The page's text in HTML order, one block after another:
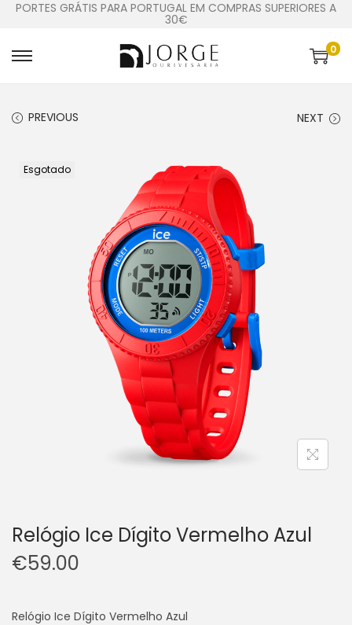
PORTES GRÁTIS PARA PORTUGAL EM COMPRAS SUPERIORES A
30€
0
PREVIOUS NEXT
Esgotado
Relógio Ice Dígito Vermelho Azul
€59.00
Relógio Ice Dígito Vermelho Azul